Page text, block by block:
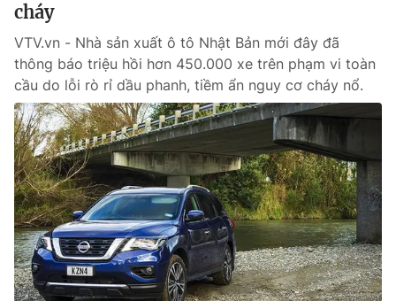
cháy
VTV.vn - Nhà sản xuất ô tô Nhật Bản mới đây đã
thông báo triệu hồi hơn 450.000 xe trên phạm vi toàn
cầu do lỗi rò rỉ dầu phanh, tiềm ẩn nguy cơ cháy nổ.